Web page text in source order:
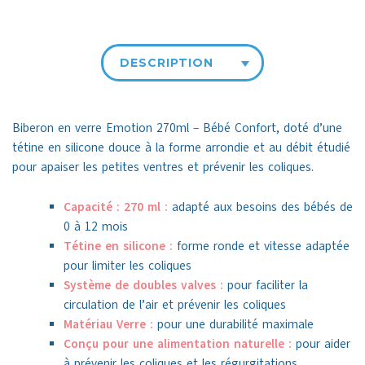
DESCRIPTION
Biberon en verre Emotion 270ml – Bébé Confort, doté d’une
tétine en silicone douce à la forme arrondie et au débit étudié
pour apaiser les petites ventres et prévenir les coliques.
Capacité : 270 ml : adapté aux besoins des bébés de
0 à 12 mois
Tétine en silicone : forme ronde et vitesse adaptée
pour limiter les coliques
Système de doubles valves : pour faciliter la
circulation de l’air et prévenir les coliques
Matériau Verre : pour une durabilité maximale
Conçu pour une alimentation naturelle : pour aider